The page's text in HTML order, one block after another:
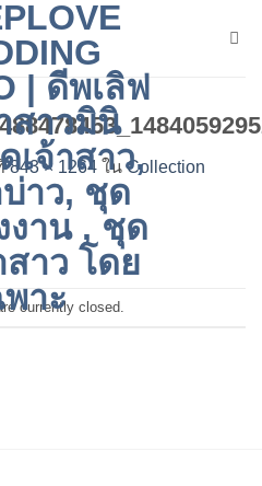
843 × 1264 ในCollection
currently closed.